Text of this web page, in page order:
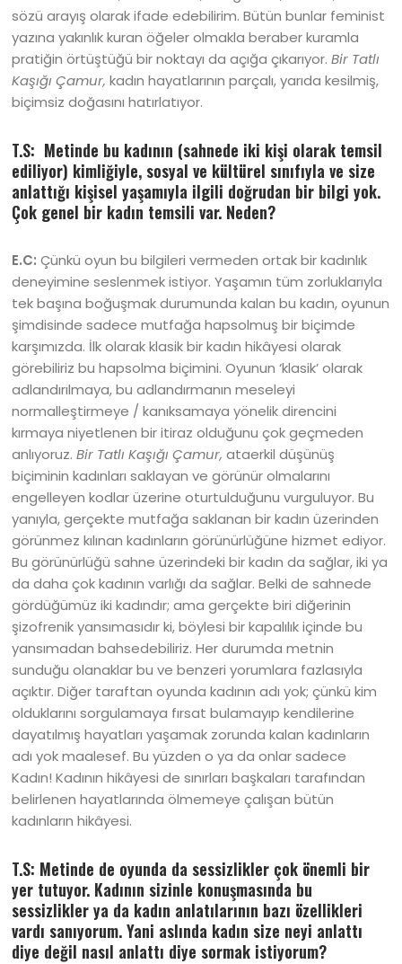
sözü arayış olarak ifade edebilirim. Bütün bunlar feminist
yazına yakınlık kuran öğeler olmakla beraber kuramla
pratiğin örtüştüğü bir noktayı da açığa çıkarıyor.Bir Tatlı
Kaşığı Çamur, kadın hayatlarının parçalı, yarıda kesilmiş,
biçimsiz doğasını hatırlatıyor.
T.S: Metinde bu kadının (sahnede iki kişi olarak temsil
ediliyor) kimliğiyle, sosyal ve kültürel sınıfıyla ve size
anlattığı kişisel yaşamıyla ilgili doğrudan bir bilgi yok.
Çok genel bir kadın temsili var. Neden?
E.C:Çünkü oyun bu bilgileri vermeden ortak bir kadınlık
deneyimine seslenmek istiyor. Yaşamın tüm zorluklarıyla
tek başına boğuşmak durumunda kalan bu kadın, oyunun
şimdisinde sadece mutfağa hapsolmuş bir biçimde
karşımızda. İlk olarak klasik bir kadın hikâyesi olarak
görebiliriz bu hapsolma biçimini. Oyunun ‘klasik’ olarak
adlandırılmaya, bu adlandırmanın meseleyi
normalleştirmeye / kanıksamaya yönelik direncini
kırmaya niyetlenen bir itiraz olduğunu çok geçmeden
anlıyoruz.Bir Tatlı Kaşığı Çamur, ataerkil düşünüş
biçiminin kadınları saklayan ve görünür olmalarını
engelleyen kodlar üzerine oturtulduğunu vurguluyor. Bu
yanıyla, gerçekte mutfağa saklanan bir kadın üzerinden
görünmez kılınan kadınların görünürlüğüne hizmet ediyor.
Bu görünürlüğü sahne üzerindeki bir kadın da sağlar, iki ya
da daha çok kadının varlığı da sağlar. Belki de sahnede
gördüğümüz iki kadındır; ama gerçekte biri diğerinin
şizofrenik yansımasıdır ki, böylesi bir kapalılık içinde bu
yansımadan bahsedebiliriz. Her durumda metnin
sunduğu olanaklar bu ve benzeri yorumlara fazlasıyla
açıktır. Diğer taraftan oyunda kadının adı yok; çünkü kim
olduklarını sorgulamaya fırsat bulamayıp kendilerine
dayatılmış hayatları yaşamak zorunda kalan kadınların
adı yok maalesef. Bu yüzden o ya da onlar sadece
Kadın! Kadının hikâyesi de sınırları başkaları tarafından
belirlenen hayatlarında ölmemeye çalışan bütün
kadınların hikâyesi.
T.S: Metinde de oyunda da sessizlikler çok önemli bir
yer tutuyor. Kadının sizinle konuşmasında bu
sessizlikler ya da kadın anlatılarının bazı özellikleri
vardı sanıyorum. Yani aslında kadın size neyi anlattı
diye değil nasıl anlattı diye sormak istiyorum?